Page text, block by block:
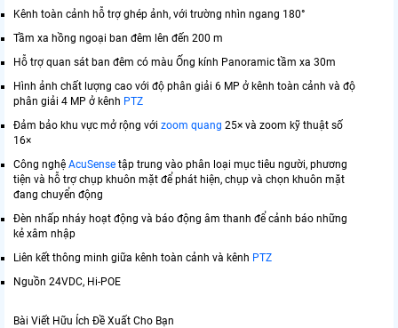
Kênh toàn cảnh hỗ trợ ghép ảnh, với trường nhìn ngang 180°
Tầm xa hồng ngoại ban đêm lên đến 200 m
Hỗ trợ quan sát ban đêm có màu Ống kính Panoramic tầm xa 30m
Hình ảnh chất lượng cao với độ phân giải 6 MP ở kênh toàn cảnh và độ
phân giải 4 MP ở kênh PTZ
Đảm bảo khu vực mở rộng với zoom quang 25× và zoom kỹ thuật số
16×
Công nghệ AcuSense tập trung vào phân loại mục tiêu người, phương
tiện và hỗ trợ chụp khuôn mặt để phát hiện, chụp và chọn khuôn mặt
đang chuyển động
Đèn nhấp nháy hoạt động và báo động âm thanh để cảnh báo những
kẻ xâm nhập
Liên kết thông minh giữa kênh toàn cảnh và kênh PTZ
Nguồn 24VDC, Hi-POE
Bài Viết Hữu Ích Đề Xuất Cho Bạn